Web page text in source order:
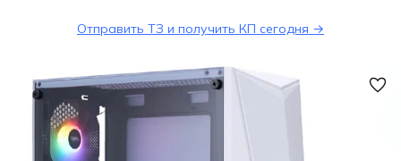
Отправить ТЗ и получить КП сегодня →